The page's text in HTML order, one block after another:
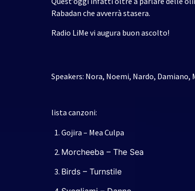
Rabadan che avverrà stasera.
Radio LiMe vi augura buon ascolto!
Speakers: Nora, Noemi, Nardo, Damiano,
lista canzoni:
Gojira – Mea Culpa
Morcheeba – The Sea
Birds – Turnstile